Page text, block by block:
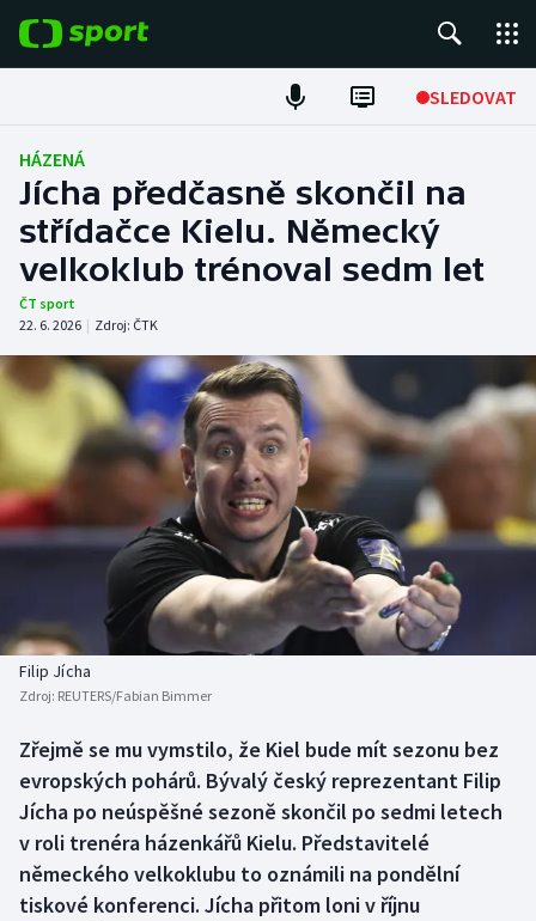
SLEDOVAT
Fotbal
Hokej
Tenis
Atletika
Cyklistika
DALŠÍ SPORTY
Americký fotbal
Baseball a softbal
Basketbal
Biatlon
Box
Curling
Dostihy
NEPŘEHLÉDNĚTE
Soutěže
Historické návraty
Aplikace ČT sport
HÁZENÁ
Jícha předčasně skončil na
střídačce Kielu. Německý
velkoklub trénoval sedm let
ČT sport
22. 6. 2026 | Zdroj: ČTK
Filip Jícha
Zdroj: REUTERS/Fabian Bimmer
Zřejmě se mu vymstilo, že Kiel bude mít sezonu bez
evropských pohárů. Bývalý český reprezentant Filip
Jícha po neúspěšné sezoně skončil po sedmi letech
v roli trenéra házenkářů Kielu. Představitelé
německého velkoklubu to oznámili na pondělní
tiskové konferenci. Jícha přitom loni v říjnu